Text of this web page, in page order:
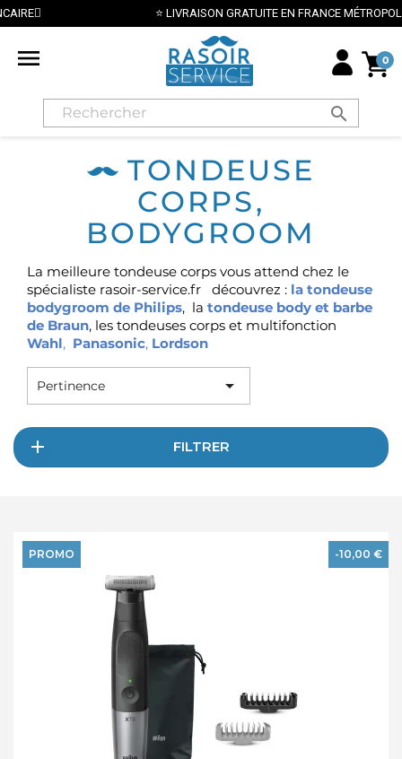
⭐ LIVRAISON GRATUITE EN FRANCE MÉTROPOLITAINE DÈS 70€
 0
search
TONDEUSE
CORPS,
BODYGROOM
La meilleure tondeuse corps vous attend chez le
spécialiste rasoir-service.fr découvrez : la tondeuse
bodygroom de Philips, la tondeuse body et barbe
de Braun, les tondeuses corps et multifonction
Wahl, Panasonic, Lordson
Pertinence 
FILTRER
PROMO -10,00 €